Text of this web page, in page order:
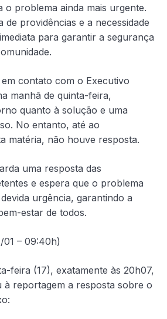
o problema ainda mais urgente.
de providências e a necessidade
para garantir a segurança
contato com o Executivo
manhã de quinta-feira,
quanto à solução e uma
No entanto, até ao
matéria, não houve resposta.
uma resposta das
e espera que o problema
urgência, garantindo a
estar de todos.
01 – 09:40h)
feira (17), exatamente às 20h07,
à reportagem a resposta sobre o